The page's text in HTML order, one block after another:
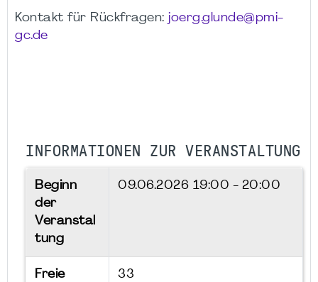
Kontakt für Rückfragen: joerg.glunde@pmi-
gc.de
INFORMATIONEN ZUR VERANSTALTUNG
Beginn
der
Veranstal
tung
09.06.2026 19:00 - 20:00
Freie
33